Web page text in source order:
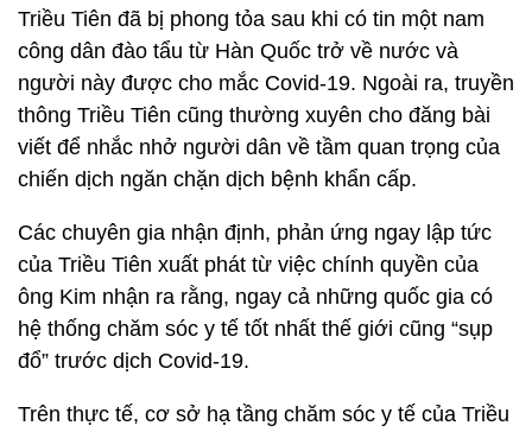
Triều Tiên đã bị phong tỏa sau khi có tin một nam
công dân đào tẩu từ Hàn Quốc trở về nước và
người này được cho mắc Covid-19. Ngoài ra, truyền
thông Triều Tiên cũng thường xuyên cho đăng bài
viết để nhắc nhở người dân về tầm quan trọng của
chiến dịch ngăn chặn dịch bệnh khẩn cấp.
Các chuyên gia nhận định, phản ứng ngay lập tức
của Triều Tiên xuất phát từ việc chính quyền của
ông Kim nhận ra rằng, ngay cả những quốc gia có
hệ thống chăm sóc y tế tốt nhất thế giới cũng “sụp
đổ” trước dịch Covid-19.
Trên thực tế, cơ sở hạ tầng chăm sóc y tế của Triều